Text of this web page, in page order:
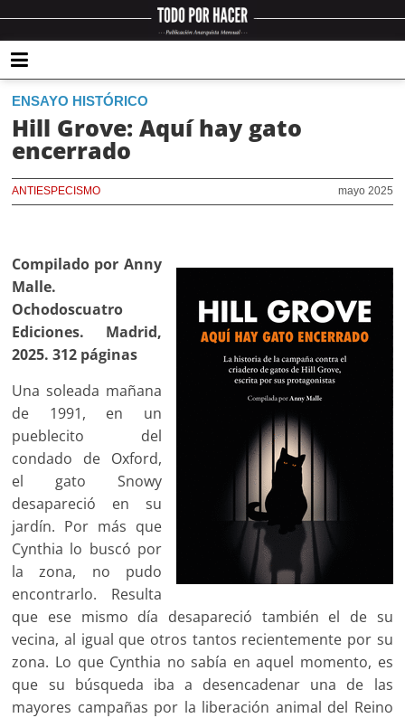
ENSAYO HISTÓRICO
Hill Grove: Aquí hay gato
encerrado
mayo 2025
ANTIESPECISMO
Compilado por Anny
Malle.
Ochodoscuatro
Ediciones. Madrid,
2025. 312 páginas
Una soleada mañana
de 1991, en un
pueblecito del
condado de Oxford,
el gato Snowy
desapareció en su
jardín. Por más que
Cynthia lo buscó por
la zona, no pudo
encontrarlo. Resulta
que ese mismo día desapareció también el de su
vecina, al igual que otros tantos recientemente por su
zona. Lo que Cynthia no sabía en aquel momento, es
que su búsqueda iba a desencadenar una de las
mayores campañas por la liberación animal del Reino